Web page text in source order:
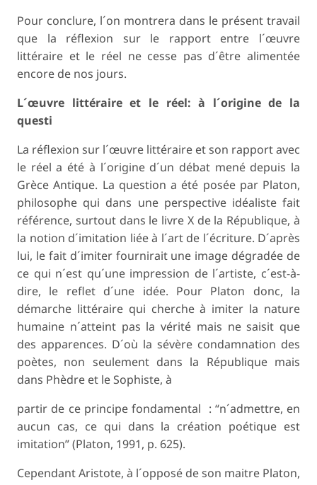
Pour conclure, l´on montrera dans le présent travail
que la réflexion sur le rapport entre l´œuvre
littéraire et le réel ne cesse pas d´être alimentée
encore de nos jours.
L´œuvre littéraire et le réel: à l´origine de la
questi
La réflexion sur l´œuvre littéraire et son rapport avec
le réel a été à l´origine d´un débat mené depuis la
Grèce Antique. La question a été posée par Platon,
philosophe qui dans une perspective idéaliste fait
référence, surtout dans le livre X de la République, à
la notion d´imitation liée à l´art de l´écriture. D´après
lui, le fait d´imiter fournirait une image dégradée de
ce qui n´est qu´une impression de l´artiste, c´est-à-
dire, le reflet d´une idée. Pour Platon donc, la
démarche littéraire qui cherche à imiter la nature
humaine n´atteint pas la vérité mais ne saisit que
des apparences. D´où la sévère condamnation des
poètes, non seulement dans la Républiquemais
dans Phèdre et leSophiste, à
partir de ce principe fondamental : “n´admettre, en
aucun cas, ce qui dans la création poétique est
imitation” (Platon, 1991, p. 625).
Cependant Aristote, à l´opposé de son maitre Platon,